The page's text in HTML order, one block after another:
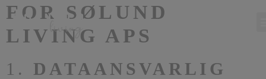
FOR SØLUND
LIVING APS
1. DATAANSVARLIG